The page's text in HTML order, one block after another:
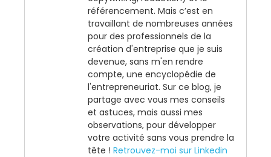
référencement. Mais c’est en
travaillant de nombreuses années
pour des professionnels de la
création d'entreprise que je suis
devenue, sans m'en rendre
compte, une encyclopédie de
l'entrepreneuriat. Sur ce blog, je
partage avec vous mes conseils
et astuces, mais aussi mes
observations, pour développer
votre activité sans vous prendre la
tête ! Retrouvez-moi sur Linkedin